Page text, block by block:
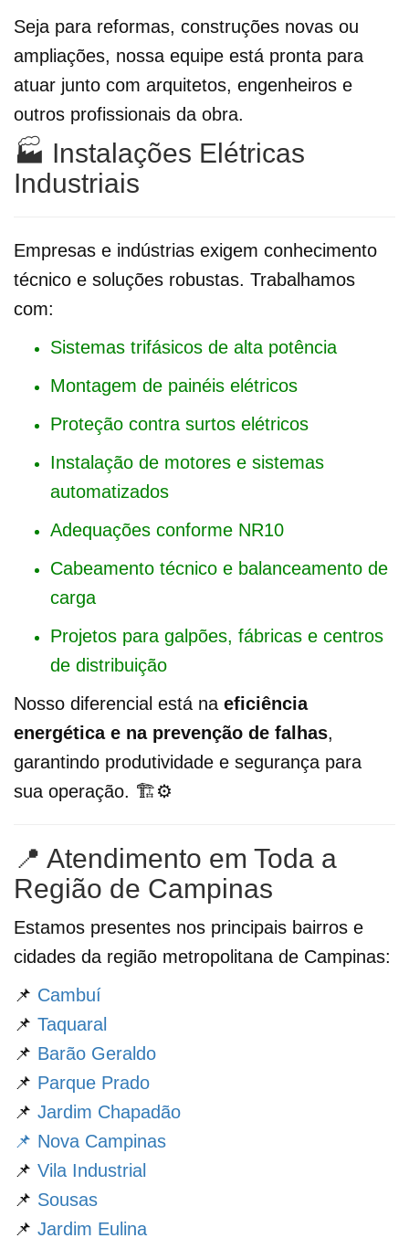
Seja para reformas, construções novas ou
ampliações, nossa equipe está pronta para
atuar junto com arquitetos, engenheiros e
outros profissionais da obra.
🏭 Instalações Elétricas
Industriais
Empresas e indústrias exigem conhecimento
técnico e soluções robustas. Trabalhamos
com:
Sistemas trifásicos de alta potência
Montagem de painéis elétricos
Proteção contra surtos elétricos
Instalação de motores e sistemas
automatizados
Adequações conforme NR10
Cabeamento técnico e balanceamento de
carga
Projetos para galpões, fábricas e centros
de distribuição
Nosso diferencial está na eficiência
energética e na prevenção de falhas,
garantindo produtividade e segurança para
sua operação. 🏗️⚙️
📍 Atendimento em Toda a
Região de Campinas
Estamos presentes nos principais bairros e
cidades da região metropolitana de Campinas:
📌 Cambuí
📌 Taquaral
📌 Barão Geraldo
📌 Parque Prado
📌 Jardim Chapadão
📌 Nova Campinas
📌 Vila Industrial
📌 Sousas
📌 Jardim Eulina